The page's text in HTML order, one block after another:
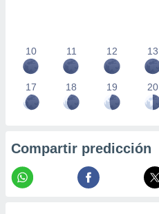
10 11 12 13
17 18 19 20
Compartir predicción